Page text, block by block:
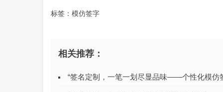
标签： 模仿签字
相关推荐：
“签名定制，一笔一划尽显品味——个性化模仿